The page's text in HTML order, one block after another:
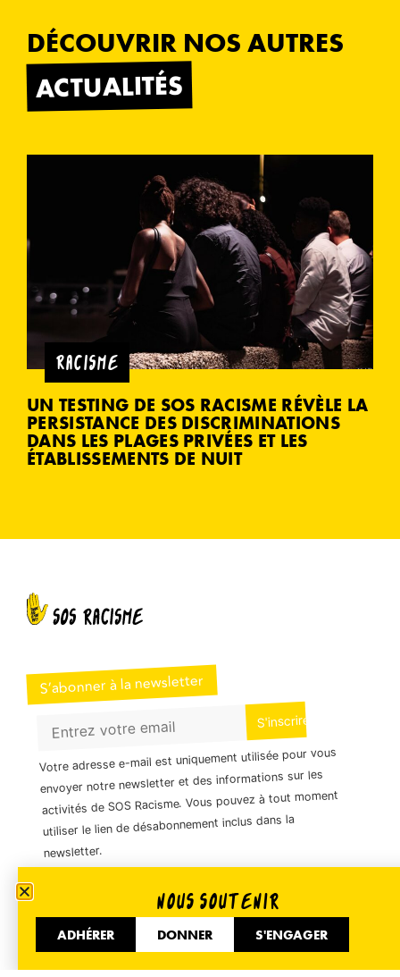
DÉCOUVRIR NOS AUTRES
ACTUALITÉS
RACISME
UN TESTING DE SOS RACISME RÉVÈLE LA
PERSISTANCE DES DISCRIMINATIONS
DANS LES PLAGES PRIVÉES ET LES
ÉTABLISSEMENTS DE NUIT
S’abonner à la newsletter
Votre adresse e-mail est uniquement utilisée pour vous
envoyer notre newsletter et des informations sur les
activités de SOS Racisme. Vous pouvez à tout moment
utiliser le lien de désabonnement inclus dans la
newsletter.
01 40 35 36 55
51 Avenue de Flandre 75019 Paris
NOUS SOUTENIR
ADHÉRER DONNER S'ENGAGER